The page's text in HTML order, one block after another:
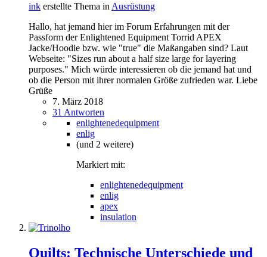
ink erstellte Thema in Ausrüstung
Hallo, hat jemand hier im Forum Erfahrungen mit der
Passform der Enlightened Equipment Torrid APEX
Jacke/Hoodie bzw. wie "true" die Maßangaben sind? Laut
Webseite: "Sizes run about a half size large for layering
purposes." Mich würde interessieren ob die jemand hat und
ob die Person mit ihrer normalen Größe zufrieden war. Liebe
Grüße
7. März 2018
31 Antworten
enlightenedequipment
enlig
(und 2 weitere)
Markiert mit:
enlightenedequipment
enlig
apex
insulation
Quilts: Technische Unterschiede und